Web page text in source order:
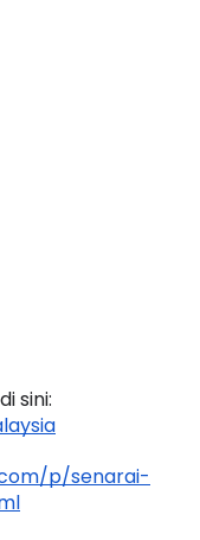
sini:
p/senarai-